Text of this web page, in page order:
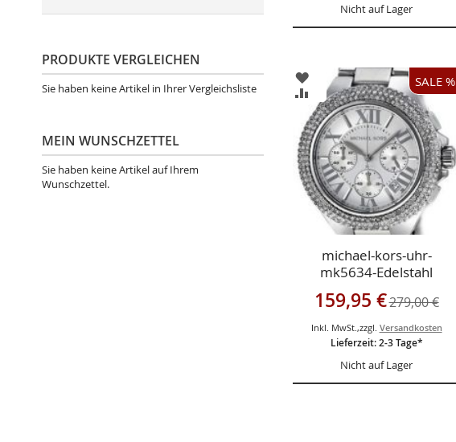
Nicht auf Lager
ZUR
WUNSCHLISTE
HINZUFÜGEN
ZUR
VERGLEICHSLISTE
HINZUFÜGEN
SALE %
michael-kors-uhr-
mk5634-Edelstahl
Sonderangebot
159,95 €279,00 €
Inkl. MwSt. ,zzgl. Versandkosten
Lieferzeit: 2-3 Tage*
Nicht auf Lager
PRODUKTE VERGLEICHEN
Sie haben keine Artikel in Ihrer Vergleichsliste
MEIN WUNSCHZETTEL
Sie haben keine Artikel auf Ihrem
Wunschzettel.